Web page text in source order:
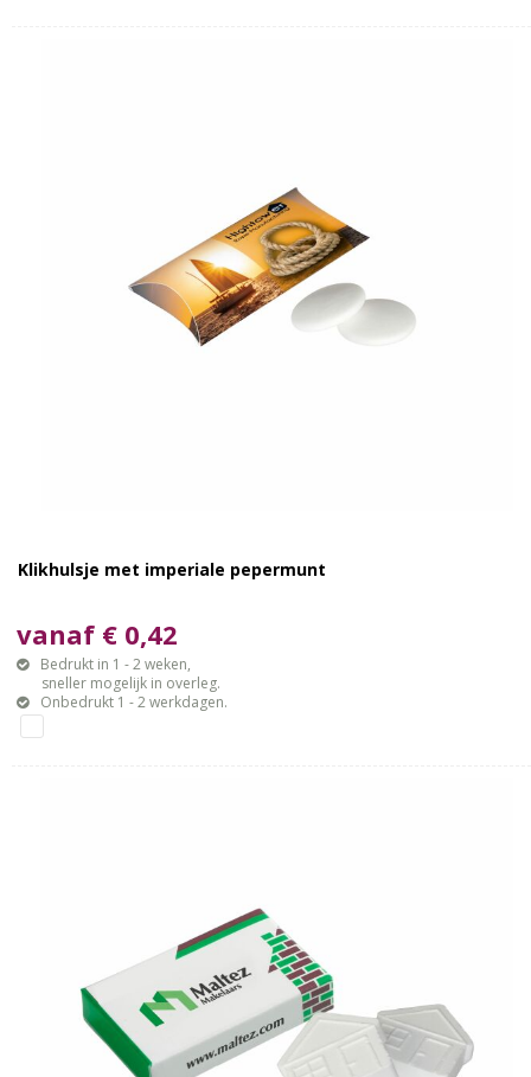
Klikhulsje met imperiale pepermunt
vanaf € 0,42
Bedrukt in 1 - 2 weken,
sneller mogelijk in overleg.
Onbedrukt 1 - 2 werkdagen.